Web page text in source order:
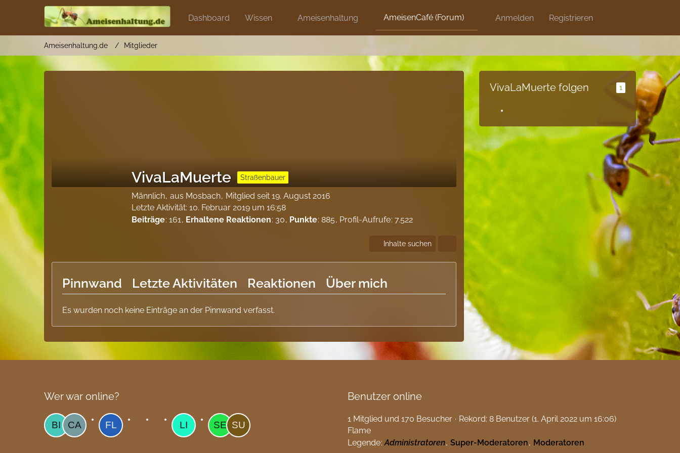
Anmelden Registrieren
Dashboard Wissen Ameisenhaltung AmeisenCafé (Forum) Discord Artikel Blog
Ameisenhaltung.de Mitglieder
VivaLaMuerte Straßenbauer
Männlich aus Mosbach Mitglied seit 19. August 2016
Letzte Aktivität:10. Februar 2019 um 16:58
Beiträge 161 Erhaltene Reaktionen 30 Punkte 885 Profil-Aufrufe 7.522
Inhalte suchen
Pinnwand Letzte Aktivitäten Reaktionen Über mich
Es wurden noch keine Einträge an der Pinnwand verfasst.
VivaLaMuerte folgen 1
Wer war online? Benutzer online
1 Mitglied und 170 Besucher Rekord: 8 Benutzer (1. April 2022 um 16:06)
Flame
Legende Administratoren Super-Moderatoren Moderatoren